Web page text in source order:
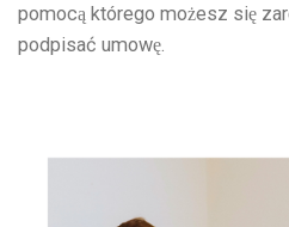
pomocą którego możesz się
podpisać umowę.